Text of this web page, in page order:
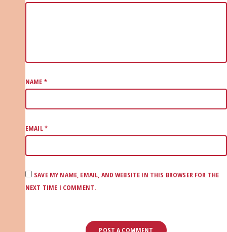
NAME *
EMAIL*
SAVE MY NAME, EMAIL, AND WEBSITE IN THIS BROWSER FOR THE
NEXT TIME I COMMENT.